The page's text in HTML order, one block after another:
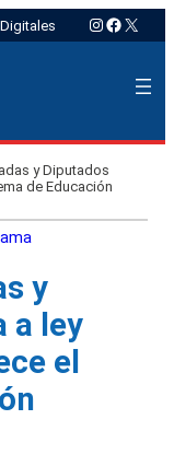
Instagram
X
y Diputados
de Educación
y
a ley
el